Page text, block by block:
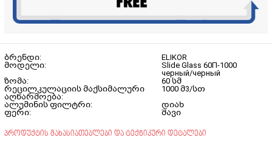
ბრენდი:
ELIKOR
მოდელი:
Slide Glass 60П-1000
черный/черный
ზომა:
60 სმ
რეცილკულაციის მაქსიმალური
აღწარმოება:
1000 მ3/სთ
ალუმინის ფილტრი:
დიახ
ფერი:
შავი
პროდუქტის მახასიათებლები და ტექნიკური დეტალები